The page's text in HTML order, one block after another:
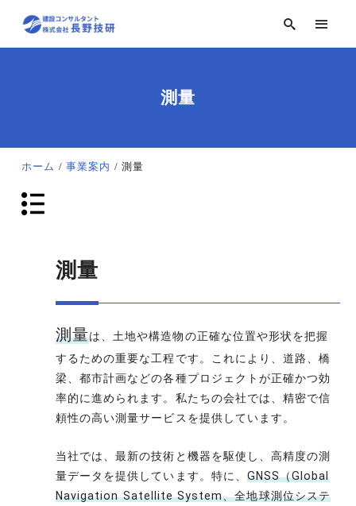
測量
ホーム 事業案内 測量
測量
測量は、土地や構造物の正確な位置や形状を把握
するための重要な工程です。これにより、道路、橋
梁、都市計画などの各種プロジェクトが正確かつ効
率的に進められます。私たちの会社では、精密で信
頼性の高い測量サービスを提供しています。
当社では、最新の技術と機器を駆使し、高精度の測
量データを提供しています。特に、 GNSS（Global
Navigation Satellite System、全地球測位システ